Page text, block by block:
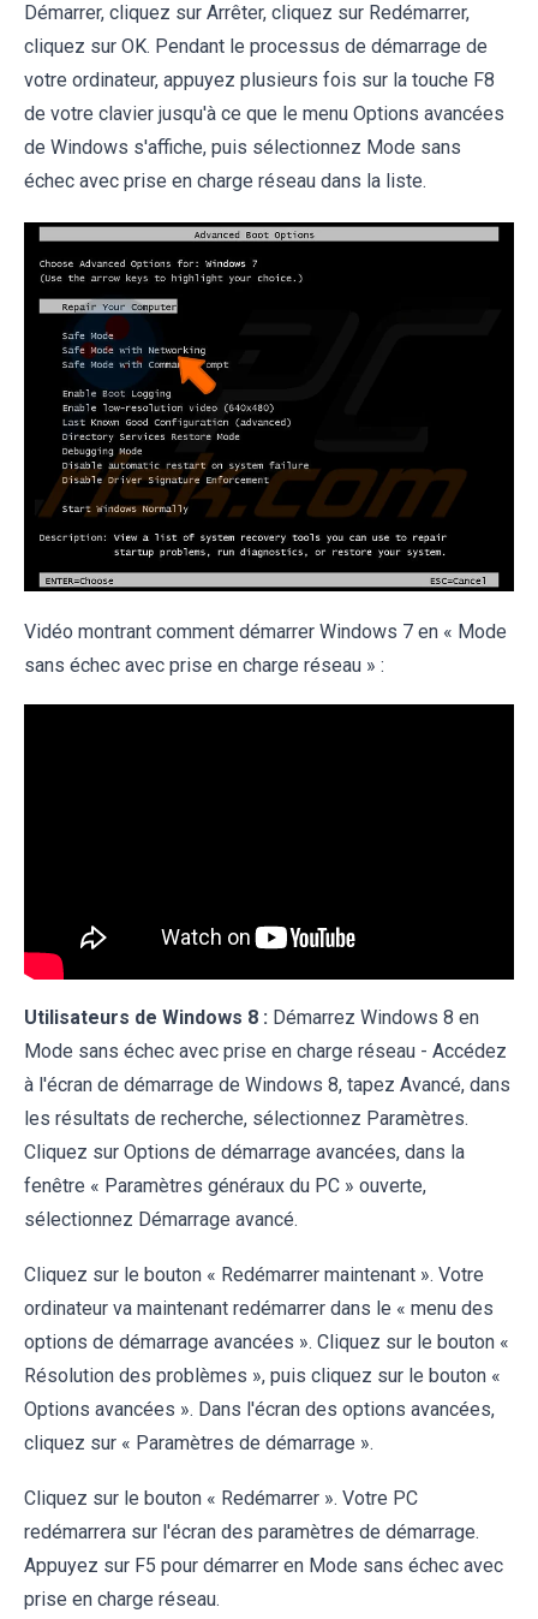
Démarrer, cliquez sur Arrêter, cliquez sur Redémarrer,
cliquez sur OK. Pendant le processus de démarrage de
votre ordinateur, appuyez plusieurs fois sur la touche F8
de votre clavier jusqu'à ce que le menu Options avancées
de Windows s'affiche, puis sélectionnez Mode sans
échec avec prise en charge réseau dans la liste.
Vidéo montrant comment démarrer Windows 7 en « Mode
sans échec avec prise en charge réseau » :
Utilisateurs de Windows 8 : Démarrez Windows 8 en
Mode sans échec avec prise en charge réseau - Accédez
à l'écran de démarrage de Windows 8, tapez Avancé, dans
les résultats de recherche, sélectionnez Paramètres.
Cliquez sur Options de démarrage avancées, dans la
fenêtre « Paramètres généraux du PC » ouverte,
sélectionnez Démarrage avancé.
Cliquez sur le bouton « Redémarrer maintenant ». Votre
ordinateur va maintenant redémarrer dans le « menu des
options de démarrage avancées ». Cliquez sur le bouton «
Résolution des problèmes », puis cliquez sur le bouton «
Options avancées ». Dans l'écran des options avancées,
cliquez sur « Paramètres de démarrage ».
Cliquez sur le bouton « Redémarrer ». Votre PC
redémarrera sur l'écran des paramètres de démarrage.
Appuyez sur F5 pour démarrer en Mode sans échec avec
prise en charge réseau.